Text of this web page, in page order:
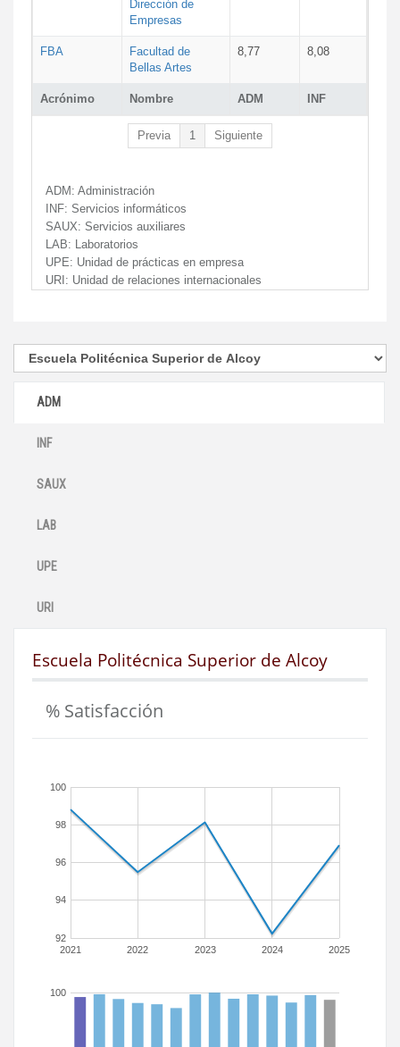
Acrónimo Nombre ADM INF
Dirección de
Empresas
FBA
Facultad de
Bellas Artes
8,77 8,08
Previa 1 Siguiente
ADM: Administración
INF: Servicios informáticos
SAUX: Servicios auxiliares
LAB: Laboratorios
UPE: Unidad de prácticas en empresa
URI: Unidad de relaciones internacionales
ADM
INF
SAUX
LAB
UPE
URI
Escuela Politécnica Superior de Alcoy
% Satisfacción
2021 2022 2023 2024 2025
92
94
96
98
100
100